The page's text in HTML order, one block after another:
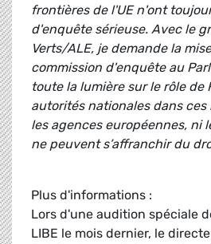
frontières de l'UE n'ont
d'enquête sérieuse. Avec le
Verts/ALE, je demande la
commission d'enquête au
toute la lumière sur le rôle de
autorités nationales dans ces
les agences européennes, ni
ne peuvent s’affranchir du
Plus d'informations :
Lors d'une audition spéciale
LIBE le mois dernier, le